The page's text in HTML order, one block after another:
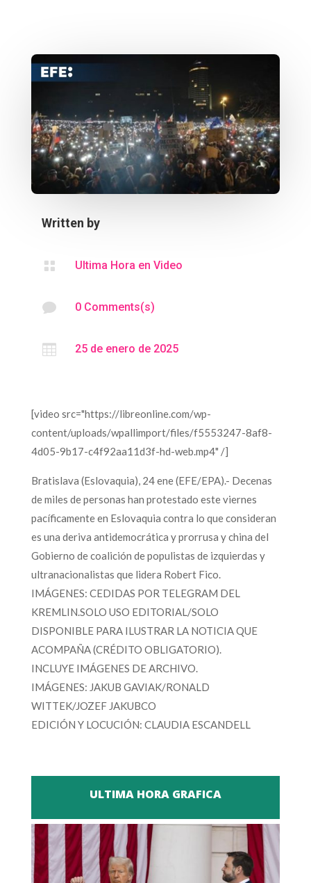
Written by
 Ultima Hora en Video
 0 Comments(s)
 25 de enero de 2025
[video src="https://libreonline.com/wp-
content/uploads/wpallimport/files/f5553247-8af8-
4d05-9b17-c4f92aa11d3f-hd-web.mp4" /]
Bratislava (Eslovaquia), 24 ene (EFE/EPA).- Decenas
de miles de personas han protestado este viernes
pacíficamente en Eslovaquia contra lo que consideran
es una deriva antidemocrática y prorrusa y china del
Gobierno de coalición de populistas de izquierdas y
ultranacionalistas que lidera Robert Fico.
IMÁGENES: CEDIDAS POR TELEGRAM DEL
KREMLIN.SOLO USO EDITORIAL/SOLO
DISPONIBLE PARA ILUSTRAR LA NOTICIA QUE
ACOMPAÑA (CRÉDITO OBLIGATORIO).
INCLUYE IMÁGENES DE ARCHIVO.
IMÁGENES: JAKUB GAVIAK/RONALD
WITTEK/JOZEF JAKUBCO
EDICIÓN Y LOCUCIÓN: CLAUDIA ESCANDELL
ULTIMA HORA GRAFICA